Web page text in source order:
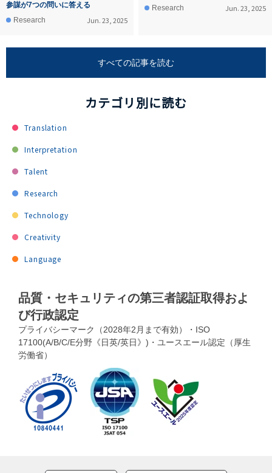
参謀が7つの問いに答える
Research
Jun. 23, 2025
Research
Jun. 23, 2025
すべての記事を読む
カテゴリ別に読む
Translation
Interpretation
Talent
Research
Technology
Creativity
Language
品質・セキュリティの第三者認証取得およ
び行政認定
プライバシーマーク（2028年2月まで有効）・ISO
17100(A/B/C/E分野《日英/英日》)・ユースエール認定（厚生
労働省）